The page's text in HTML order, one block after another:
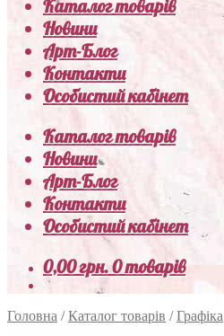
Каталог товарів
Новини
Арт-Блог
Контакти
Особистий кабінет
Каталог товарів
Новини
Арт-Блог
Контакти
Особистий кабінет
0,00грн.0 товарів
Головна /Каталог товарів /Графіка